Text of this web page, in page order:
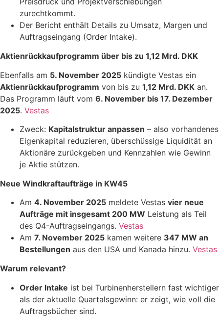
zurechtkommt.
Der Bericht enthält Details zu Umsatz, Margen und
Auftragseingang (Order Intake).
Aktienrückkaufprogramm über bis zu 1,12 Mrd. DKK
Ebenfalls am 5. November 2025 kündigte Vestas ein
Aktienrückkaufprogramm von bis zu 1,12 Mrd. DKK an.
Das Programm läuft vom 6. November bis 17. Dezember
2025. Vestas
Zweck: Kapitalstruktur anpassen – also vorhandenes
Eigenkapital reduzieren, überschüssige Liquidität an
Aktionäre zurückgeben und Kennzahlen wie Gewinn
je Aktie stützen.
Neue Windkraftaufträge in KW45
Am 4. November 2025 meldete Vestas vier neue
Aufträge mit insgesamt 200 MW Leistung als Teil
des Q4-Auftragseingangs. Vestas
Am 7. November 2025 kamen weitere 347 MW an
Bestellungen aus den USA und Kanada hinzu. Vestas
Warum relevant?
Order Intake ist bei Turbinenherstellern fast wichtiger
als der aktuelle Quartalsgewinn: er zeigt, wie voll die
Auftragsbücher sind.